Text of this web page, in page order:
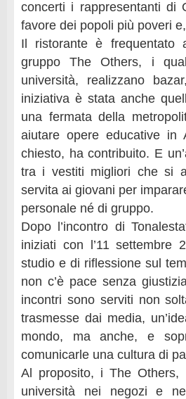
concerti i rappresentanti di
favore dei popoli più poveri
Il ristorante è frequentato
gruppo The Others, i
università, realizzano
iniziativa è stata anche
una fermata della
aiutare opere educative
chiesto, ha contribuito. E
tra i vestiti migliori che si
servita ai giovani per
personale né di gruppo.
Dopo l’incontro di
iniziati con l’11 settembre
studio e di riflessione sul
non c’è pace senza
incontri sono serviti non
trasmesse dai media,
mondo, ma anche, e
comunicarle una cultura di
Al proposito, i The Others,
università nei negozi e